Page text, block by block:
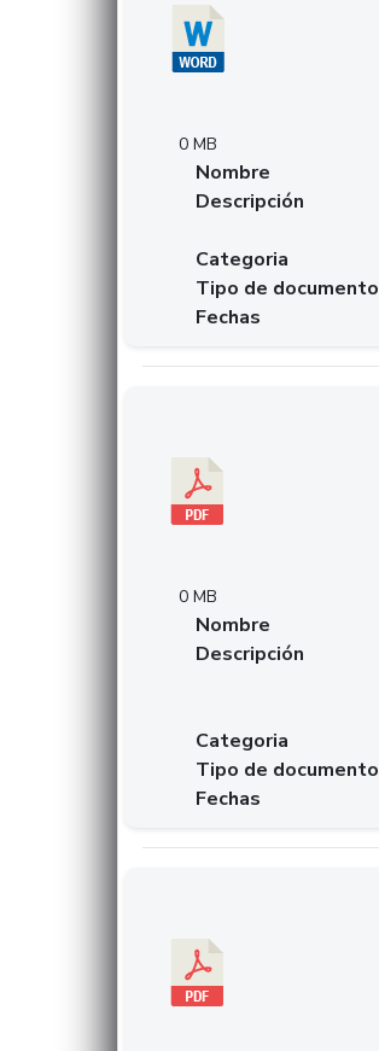
0 MB
Nombre
Descripción
Categoria
Tipo de documento
Fechas
0 MB
Nombre
Descripción
Categoria
Tipo de documento
Fechas